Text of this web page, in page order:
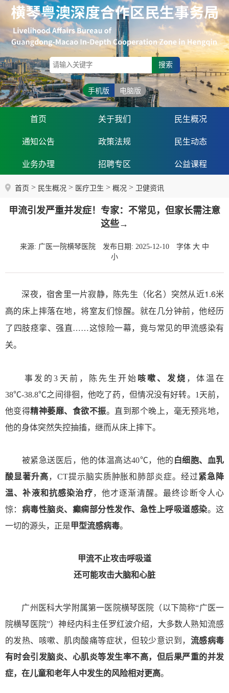
搜索
手机版 电脑版
首页 关于我们 民生概况
通知公告 政策法规 民生动态
业务办理 招聘专区 公益课程
首页 > 民生概况 > 医疗卫生 > 概况 > 卫健资讯
甲流引发严重并发症！专家：不常见，但家长需注意
这些→
来源: 广医一院横琴医院 发布日期: 2025-12-10 字体 大 中
小
深夜，宿舍里一片寂静，陈先生（化名）突然从近1.6米
高的床上摔落在地，将室友们惊醒。就在几分钟前，他经历
了四肢痉挛、强直……这惊险一幕，竟与常见的甲流感染有
关。
事发的3天前，陈先生开始 咳嗽、发烧 ，体温在
38℃-38.8℃之间徘徊，他吃了药，但情况没有好转。1天前，
他变得精神萎靡、食欲不振。直到那个晚上，毫无预兆地，
他的身体突然失控抽搐，继而从床上摔下。
被紧急送医后，他的体温高达40℃，他的 白细胞、血乳
酸显著升高，CT提示脑实质肿胀和肺部炎症。经过紧急降
温、补液和抗感染治疗，他才逐渐清醒。最终诊断令人心
惊： 病毒性脑炎、癫痫部分性发作、急性上呼吸道感染。这
一切的源头，正是甲型流感病毒。
甲流不止攻击呼吸道
还可能攻击大脑和心脏
广州医科大学附属第一医院横琴医院（以下简称“广医一
院横琴医院”）神经内科主任罗红波介绍， 大多数人熟知流感
的发热、咳嗽、肌肉酸痛等症状，但较少意识到， 流感病毒
有时会引发脑炎、心肌炎等发生率不高，但后果严重的并发
症，在儿童和老年人中发生的风险相对更高。